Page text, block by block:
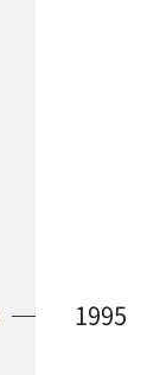
1995